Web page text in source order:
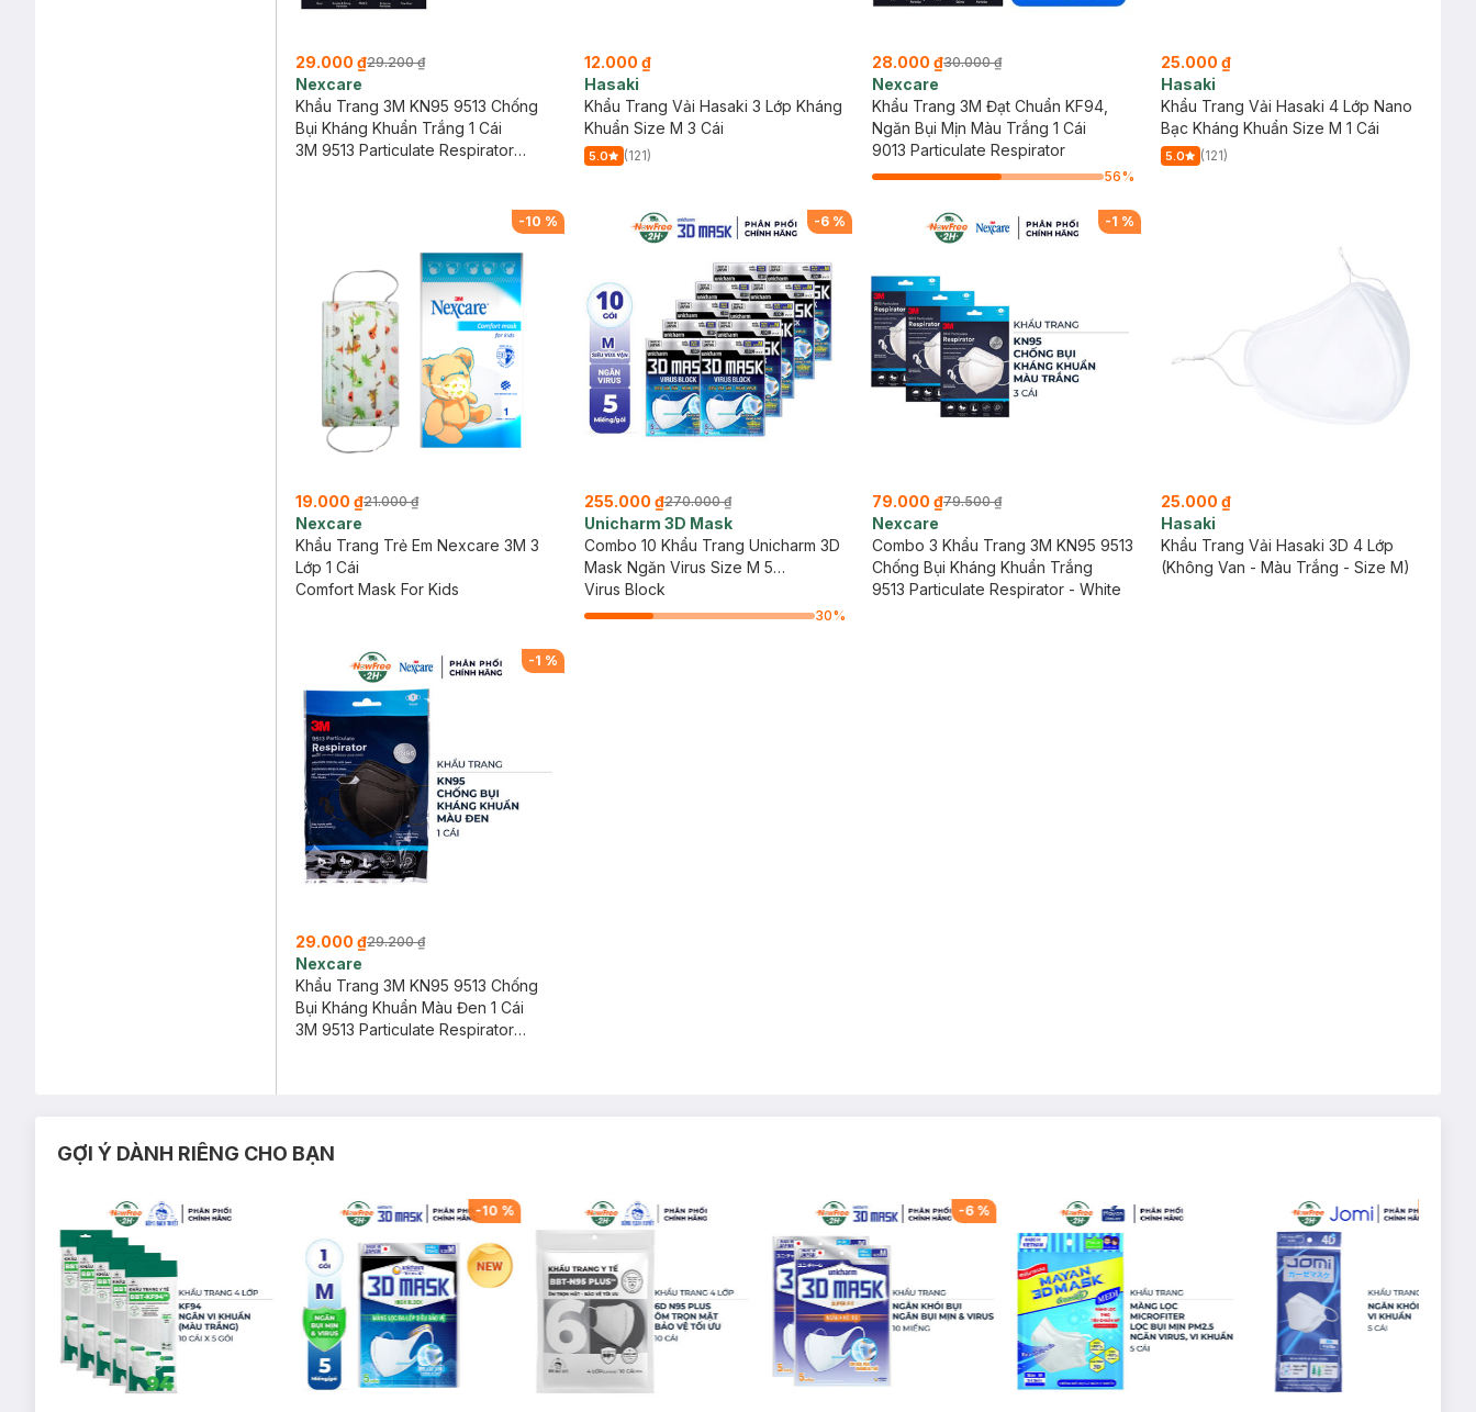
29.000 ₫29.200 ₫
Nexcare
Khẩu Trang 3M KN95 9513 Chống
Bụi Kháng Khuẩn Trắng 1 Cái
3M 9513 Particulate Respirator
12.000 ₫
Hasaki
Khẩu Trang Vải Hasaki 3 Lớp Kháng
Khuẩn Size M 3 Cái
5.0 (121)
28.000 ₫30.000 ₫
Nexcare
Khẩu Trang 3M Đạt Chuẩn KF94,
Ngăn Bụi Mịn Màu Trắng 1 Cái
9013 Particulate Respirator
56%
25.000 ₫
Hasaki
Khẩu Trang Vải Hasaki 4 Lớp Nano
Bạc Kháng Khuẩn Size M 1 Cái
5.0 (121)
-10 %
19.000 ₫21.000 ₫
Nexcare
Khẩu Trang Trẻ Em Nexcare 3M 3
Lớp 1 Cái
Comfort Mask For Kids
-6 %
255.000 ₫270.000 ₫
Unicharm 3D Mask
Combo 10 Khẩu Trang Unicharm 3D
Mask Ngăn Virus Size M 5
Miếng/Gói
Virus Block
30%
-1 %
79.000 ₫79.500 ₫
Nexcare
Combo 3 Khẩu Trang 3M KN95 9513
Chống Bụi Kháng Khuẩn Trắng
9513 Particulate Respirator - White
25.000 ₫
Hasaki
Khẩu Trang Vải Hasaki 3D 4 Lớp
(Không Van - Màu Trắng - Size M)
-1 %
29.000 ₫29.200 ₫
Nexcare
Khẩu Trang 3M KN95 9513 Chống
Bụi Kháng Khuẩn Màu Đen 1 Cái
3M 9513 Particulate Respirator
GỢI Ý DÀNH RIÊNG CHO BẠN
-10 % -6%